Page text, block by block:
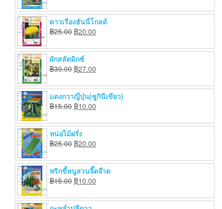
ดาวเรืองฮันนี่โกลด์
฿25.00 ฿20.00
ผักสลัดมิกซ์
฿30.00 ฿27.00
แตงกวาญี่ปุ่น(ชูกินีเขียว)
฿15.00 ฿10.00
หน่อไม้ฝรั่ง
฿25.00 ฿20.00
พริกขี้หนูสวนจี๊ดจ๊าด
฿15.00 ฿10.00